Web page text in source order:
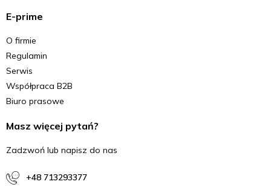
E-prime
O firmie
Regulamin
Serwis
Współpraca B2B
Biuro prasowe
Masz więcej pytań?
Zadzwoń lub napisz do nas
+48 713293377